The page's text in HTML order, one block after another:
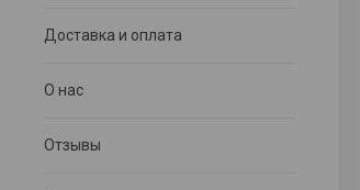
Доставка и оплата
О нас
Отзывы